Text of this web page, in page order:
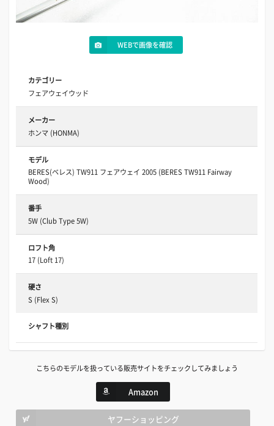
WEBで画像を確認
カテゴリー
フェアウェイウッド
メーカー
ホンマ (HONMA)
モデル
BERES(ベレス) TW911 フェアウェイ 2005 (BERES TW911 Fairway
Wood)
番手
5W (Club Type 5W)
ロフト角
17 (Loft 17)
硬さ
S (Flex S)
シャフト種別
こちらのモデルを扱っている販売サイトをチェックしてみましょう
Amazon
ヤフーショッピング